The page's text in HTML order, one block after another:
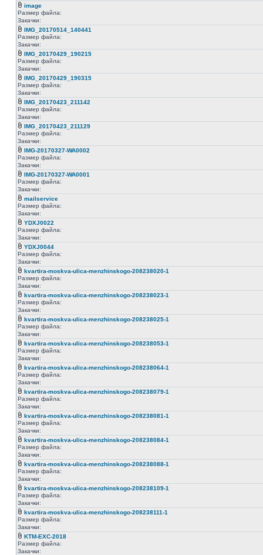
image
Размер файла:
Закачки:
IMG_20170514_140441
Размер файла:
Закачки:
IMG_20170429_190215
Размер файла:
Закачки:
IMG_20170429_190315
Размер файла:
Закачки:
IMG_20170423_211142
Размер файла:
Закачки:
IMG_20170423_211129
Размер файла:
Закачки:
IMG-20170327-WA0002
Размер файла:
Закачки:
IMG-20170327-WA0001
Размер файла:
Закачки:
mailservice
Размер файла:
Закачки:
YDXJ0022
Размер файла:
Закачки:
YDXJ0044
Размер файла:
Закачки:
kvartira-moskva-ulica-menzhinskogo-208238020-1
Размер файла:
Закачки:
kvartira-moskva-ulica-menzhinskogo-208238023-1
Размер файла:
Закачки:
kvartira-moskva-ulica-menzhinskogo-208238025-1
Размер файла:
Закачки:
kvartira-moskva-ulica-menzhinskogo-208238053-1
Размер файла:
Закачки:
kvartira-moskva-ulica-menzhinskogo-208238064-1
Размер файла:
Закачки:
kvartira-moskva-ulica-menzhinskogo-208238079-1
Размер файла:
Закачки:
kvartira-moskva-ulica-menzhinskogo-208238081-1
Размер файла:
Закачки:
kvartira-moskva-ulica-menzhinskogo-208238084-1
Размер файла:
Закачки:
kvartira-moskva-ulica-menzhinskogo-208238088-1
Размер файла:
Закачки:
kvartira-moskva-ulica-menzhinskogo-208238109-1
Размер файла:
Закачки:
kvartira-moskva-ulica-menzhinskogo-208238111-1
Размер файла:
Закачки:
KTM-EXC-2018
Размер файла:
Закачки: